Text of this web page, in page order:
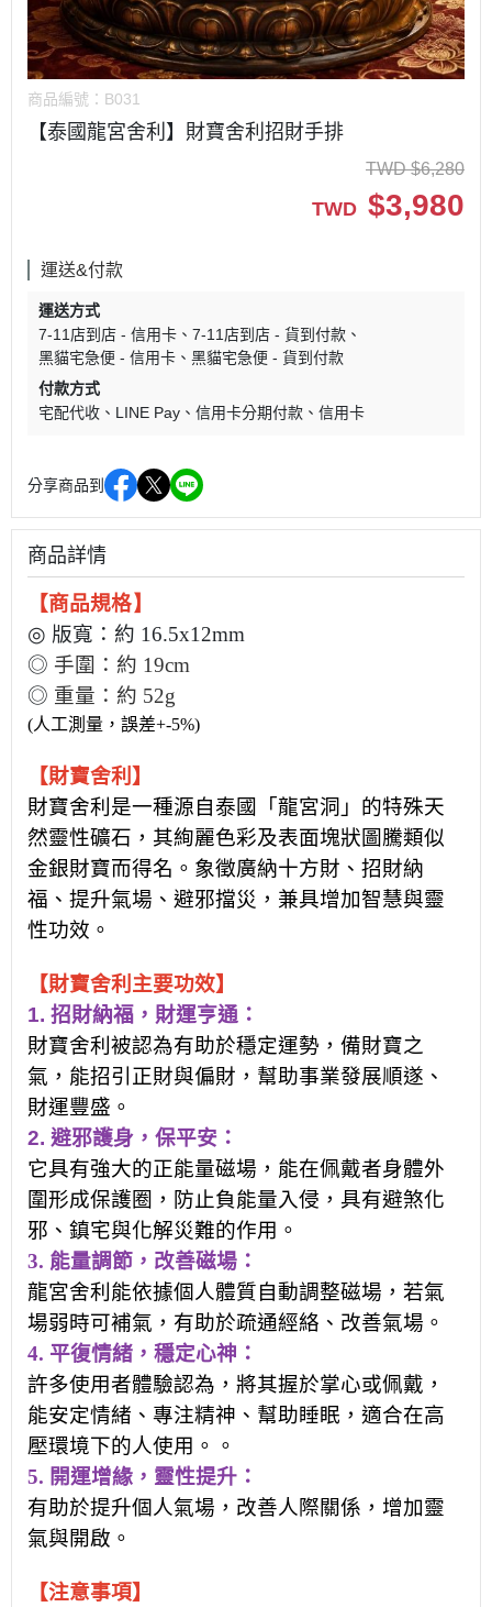
商品編號： B031
【泰國龍宮舍利】財寶舍利招財手排
TWD $6,280
TWD $3,980
運送&付款
運送方式
7-11店到店 - 信用卡
7-11店到店 - 貨到付款
黑貓宅急便 - 信用卡
黑貓宅急便 - 貨到付款
付款方式
宅配代收
LINE Pay 信用卡分期付款 信用卡
分享商品到
商品詳情
【商品規格】
◎ 版寬：約 16.5x12mm
◎ 手圍：約 19cm
◎ 重量：約 52g
(人工測量，誤差+-5%)
【財寶舍利 】
財寶舍利是一種源自泰國「龍宮洞」的特殊天
然靈性礦石，其絢麗色彩及表面塊狀圖騰類似
金銀財寶而得名。象徵廣納十方財、招財納
福、提升氣場、避邪擋災，兼具增加智慧與靈
性功效。
【財寶舍利 主要功效】
1. 招財納福，財運亨通：
財寶舍利被認為有助於穩定運勢 ， 備財寶之
氣，能招引正財與偏財，幫助事業發展順遂、
財運豐盛。
2. 避邪護身，保平安：
它具有強大的正能量磁場，能在佩戴者身體外
圍形成保護圈，防止負能量入侵，具有避煞化
邪、鎮宅與化解災難的作用。
3. 能量調節， 改善磁場 ：
龍宮舍利能依據個人體質自動調整磁場，若氣
場弱時可補氣，有助於疏通經絡、改善氣場 。
4. 平復情緒，穩定心神：
許多使用者體驗認為，將其握於掌心或佩戴，
能安定情緒、專注精神、幫助睡眠，適合在高
壓環境下的人使用。。
5. 開運增緣，靈性提升：
有助於提升個人氣場，改善人際關係，增加靈
氣與開啟。
【注意事項】